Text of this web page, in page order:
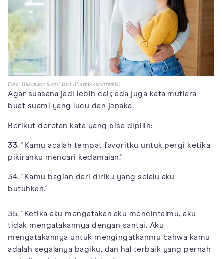
Foto: Hubungan Suami Istri (Freepik.com/freepik)
Agar suasana jadi lebih cair, ada juga kata mutiara
buat suami yang lucu dan jenaka.
Berikut deretan kata yang bisa dipilih:
33. "Kamu adalah tempat favoritku untuk pergi ketika
pikiranku mencari kedamaian."
34. "Kamu bagian dari diriku yang selalu aku
butuhkan."
35. "Ketika aku mengatakan aku mencintaimu, aku
tidak mengatakannya dengan santai. Aku
mengatakannya untuk mengingatkanmu bahwa kamu
adalah segalanya bagiku, dan hal terbaik yang pernah